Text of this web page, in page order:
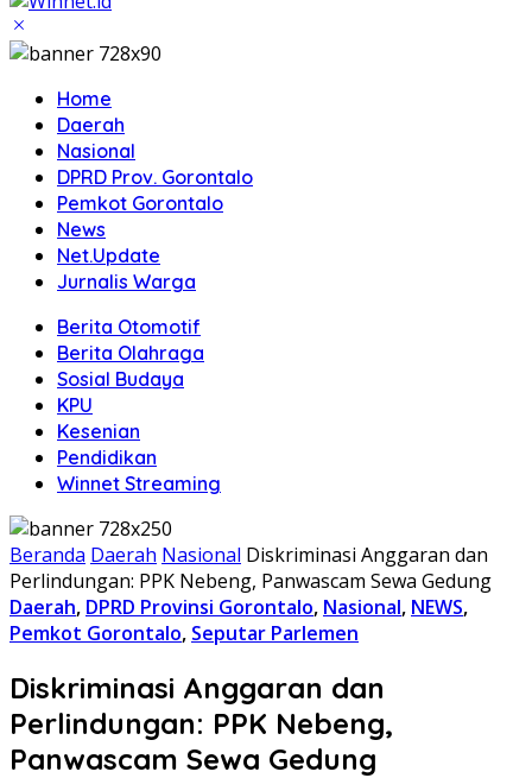
Home
Daerah
Nasional
DPRD Prov. Gorontalo
Pemkot Gorontalo
News
Net.Update
Jurnalis Warga
Berita Otomotif
Berita Olahraga
Sosial Budaya
KPU
Kesenian
Pendidikan
Winnet Streaming
Beranda Daerah Nasional Diskriminasi Anggaran dan
Perlindungan: PPK Nebeng, Panwascam Sewa Gedung
Daerah, DPRD Provinsi Gorontalo, Nasional, NEWS,
Pemkot Gorontalo, Seputar Parlemen
Diskriminasi Anggaran dan
Perlindungan: PPK Nebeng,
Panwascam Sewa Gedung